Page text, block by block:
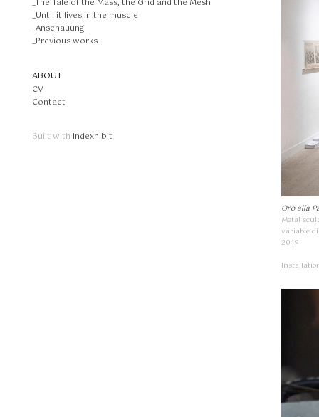
_The Tale of the Mass, the Grid and the Mesh
_Until it lives in the muscle
_Anschauung
_Previous works
ABOUT
CV
Contact
Built with Indexhibit
Oro alla
Metal
variable
2019